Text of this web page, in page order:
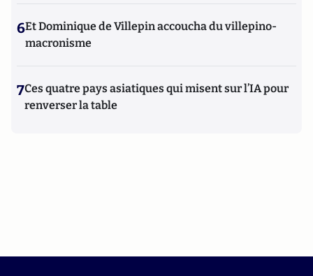
6Et Dominique de Villepin accoucha du villepino-
macronisme
7Ces quatre pays asiatiques qui misent sur l’IA pour
renverser la table